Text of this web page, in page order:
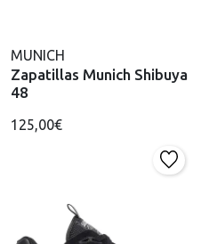
MUNICH
Zapatillas Munich Shibuya
48
125,00€